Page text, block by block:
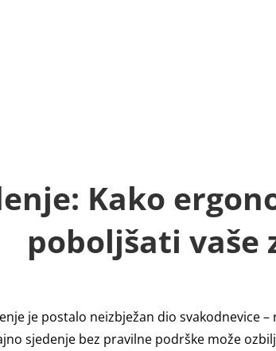
Kako
poboljšati vaše
je postalo neizbježan dio svakodnevice
sjedenje bez pravilne podrške može